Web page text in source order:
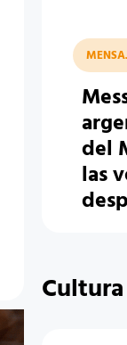
del
las
Cultura